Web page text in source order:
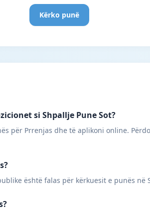
Kërko punë
si Shpallje Pune Sot?
për Prrenjas dhe të aplikoni online.
është falas për kërkuesit e punës në